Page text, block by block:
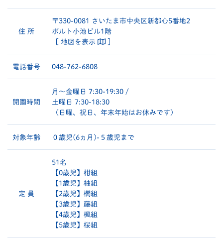
住 所
〒330-0081 さいたま市中央区新都心5番地2
ポルト小池ビル1階
［ 地図を表示
電話番号 048-762-6808
開園時間
月〜金曜日 7:30-19:30 /
土曜日 7:30-18:30
（日曜、祝日、年末年始はお休みです）
対象年齢 ０歳児(6ヵ月)-５歳児まで
定 員
51名
【0歳児】柑組
【1歳児】柚組
【2歳児】櫚組
【3歳児】藤組
【4歳児】楓組
【5歳児】桜組